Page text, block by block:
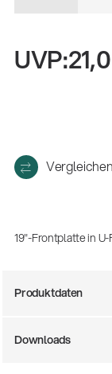
UVP:
Vergleichen
19"-Frontplatte in
Produktdaten
Downloads